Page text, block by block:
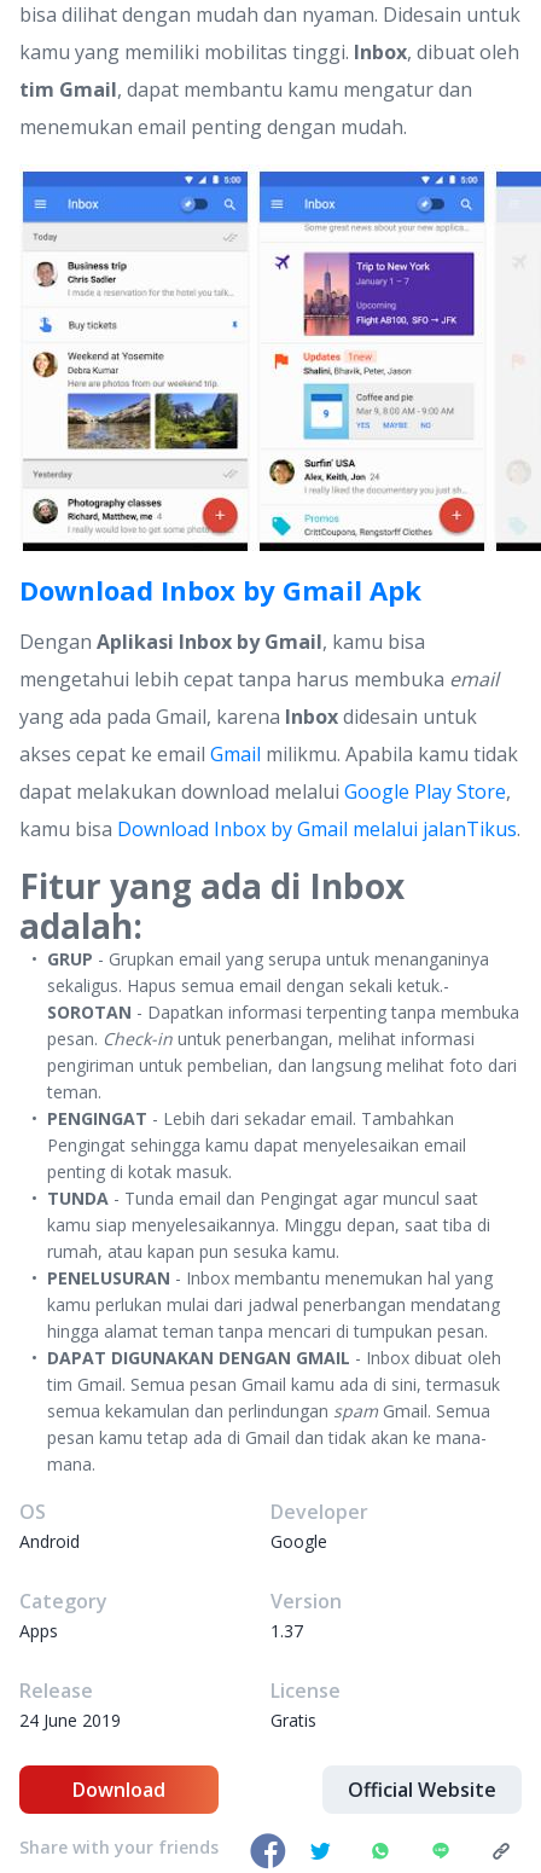
bisa dilihat dengan mudah dan nyaman. Didesain untuk
kamu yang memiliki mobilitas tinggi. Inbox, dibuat oleh
tim Gmail, dapat membantu kamu mengatur dan
menemukan email penting dengan mudah.
Download Inbox by Gmail Apk
Dengan Aplikasi Inbox by Gmail, kamu bisa
mengetahui lebih cepat tanpa harus membuka email
yang ada pada Gmail, karena Inboxdidesain untuk
akses cepat ke email Gmail milikmu. Apabila kamu tidak
dapat melakukan download melalui Google Play Store,
kamu bisa Download Inbox by Gmail melalui jalanTikus.
Fitur yang ada di Inbox
adalah:
GRUP - Grupkan email yang serupa untuk menanganinya
sekaligus. Hapus semua email dengan sekali ketuk.-
SOROTAN - Dapatkan informasi terpenting tanpa membuka
pesan. Check-in untuk penerbangan, melihat informasi
pengiriman untuk pembelian, dan langsung melihat foto dari
teman.
PENGINGAT - Lebih dari sekadar email. Tambahkan
Pengingat sehingga kamu dapat menyelesaikan email
penting di kotak masuk.
TUNDA - Tunda email dan Pengingat agar muncul saat
kamu siap menyelesaikannya. Minggu depan, saat tiba di
rumah, atau kapan pun sesuka kamu.
PENELUSURAN - Inbox membantu menemukan hal yang
kamu perlukan mulai dari jadwal penerbangan mendatang
hingga alamat teman tanpa mencari di tumpukan pesan.
DAPAT DIGUNAKAN DENGAN GMAIL - Inbox dibuat oleh
tim Gmail. Semua pesan Gmail kamu ada di sini, termasuk
semua kekamulan dan perlindungan spam Gmail. Semua
pesan kamu tetap ada di Gmail dan tidak akan ke mana-
mana.
OS
Android
Developer
Google
Category
Apps
Version
1.37
Release
24 June 2019
License
Gratis
Download Official Website
Share with your friends